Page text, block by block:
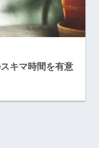
キマ時間を有意